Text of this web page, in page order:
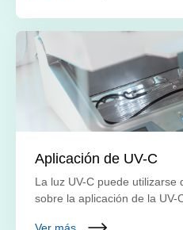
Aplicación de UV-C
La luz UV-C puede
sobre la aplicación de la UV-
Ver más